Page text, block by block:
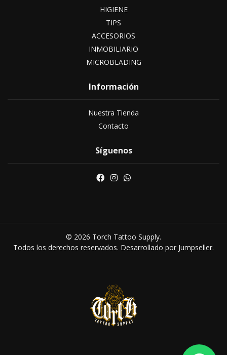
HIGIENE
TIPS
ACCESORIOS
INMOBILIARIO
MICROBLADING
Información
Nuestra Tienda
Contacto
Síguenos
© 2026 Torch Tattoo Supply.
Todos los derechos reservados. Desarrollado por Jumpseller.